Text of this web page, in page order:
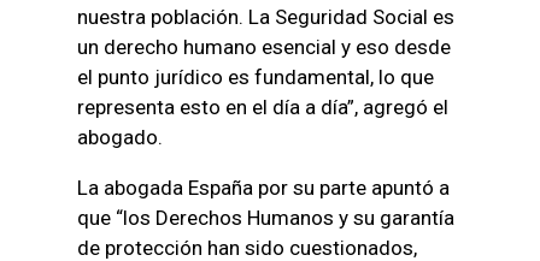
nuestra población. La Seguridad Social es
un derecho humano esencial y eso desde
el punto jurídico es fundamental, lo que
representa esto en el día a día”, agregó el
abogado.
La abogada España por su parte apuntó a
que “los Derechos Humanos y su garantía
de protección han sido cuestionados,